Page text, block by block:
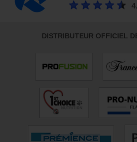
DISTRIBUTEUR OFFICIEL